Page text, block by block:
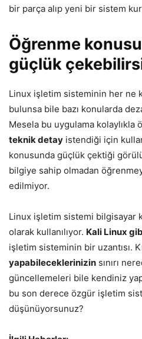
bir parça alıp yeni bir sistem
Öğrenme
güçlük
Linux işletim sisteminin her ne
bulunsa bile bazı konularda
Mesela bu uygulama kolaylıkla
teknik detay istendiği için
konusunda güçlük çektiği
bilgiye sahip olmadan
edilmiyor.
Linux işletim sistemi bilgisayar
olarak kullanılıyor. Kali Linux
işletim sisteminin bir uzantısı.
yapabileceklerinizin sınırı
güncellemeleri bile kendiniz
bu son derece özgür işletim
düşünüyorsunuz?